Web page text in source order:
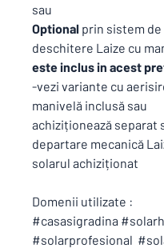
sau
Optional prin sistem de
deschitere Laize cu
este inclus in acest
-vezi variante cu
manivelă inclusă sau
achiziționează separat
departare mecanică
solarul achiziționat
Domenii utilizate :
#casasigradina
#solarprofesional